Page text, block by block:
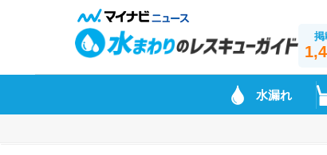
掲
水漏れ